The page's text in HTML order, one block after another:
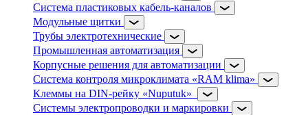
Система пластиковых кабель-каналов
Модульные щитки
Трубы электротехнические
Промышленная автоматизация
Корпусные решения для автоматизации
Система контроля микроклимата «RAM klima»
Клеммы на DIN-рейку «Nuputuk»
Системы электропроводки и маркировки